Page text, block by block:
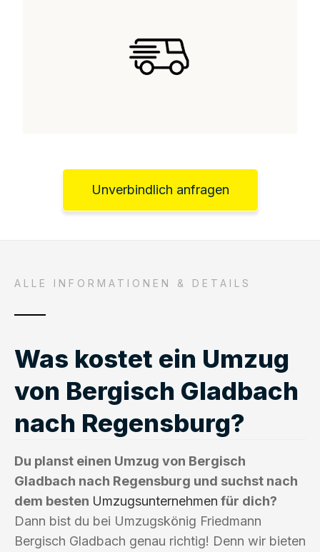
Unverbindlich anfragen
ALLE INFORMATIONEN & DETAILS
Was kostet ein Umzug
von Bergisch Gladbach
nach Regensburg?
Du planst einen Umzug von Bergisch
Gladbach nach Regensburg und suchst nach
dem besten Umzugsunternehmen für dich?
Dann bist du bei Umzugskönig Friedmann
Bergisch Gladbach genau richtig! Denn wir bieten